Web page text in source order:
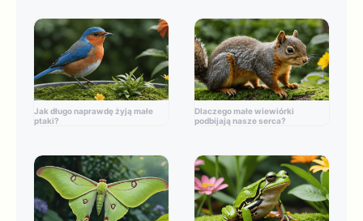
Jak długo naprawdę żyją małe
ptaki?
Dlaczego małe wiewiórki
podbijają nasze serca?